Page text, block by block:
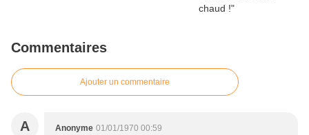
Commentaires
Ajouter un commentaire
A Anonyme 01/01/1970 00:59